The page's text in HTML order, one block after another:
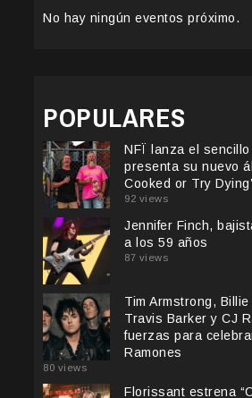
No hay ningún eventos próximo.
POPULARES
NFÏ lanza el sencillo
presenta su nuevo
Cooked or Try
92 views
Jennifer Finch,
a los 59 años
87 views
Tim Armstrong,
Travis Barker y CJ
fuerzas para
Ramones
80 views
Florissant estrena